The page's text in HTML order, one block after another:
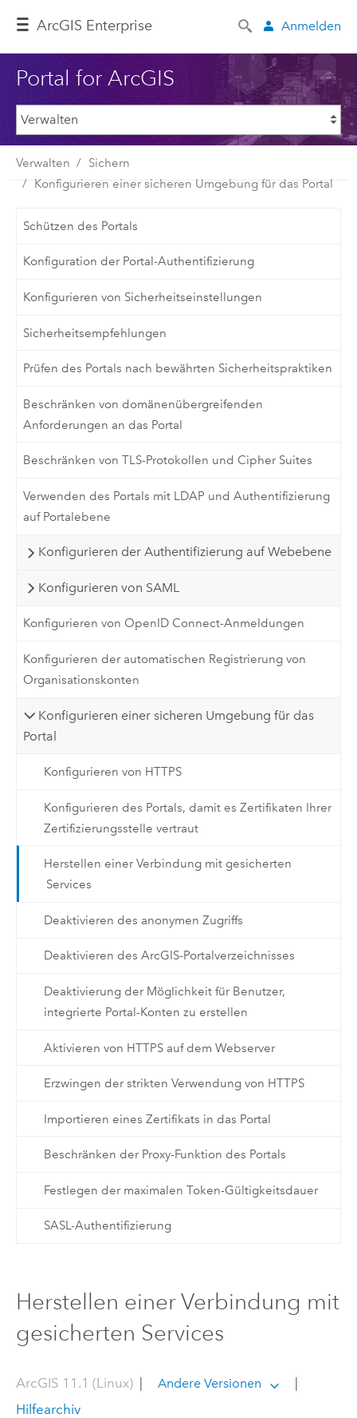
ArcGIS Enterprise Anmelden
Portal for ArcGIS
Verwalten
Sichern
Konfigurieren einer sicheren Umgebung für das Portal
Schützen des Portals
Konfiguration der Portal-Authentifizierung
Konfigurieren von Sicherheitseinstellungen
Sicherheitsempfehlungen
Prüfen des Portals nach bewährten Sicherheitspraktiken
Beschränken von domänenübergreifenden
Anforderungen an das Portal
Beschränken von TLS-Protokollen und Cipher Suites
Verwenden des Portals mit LDAP und Authentifizierung
auf Portalebene
Konfigurieren der Authentifizierung auf Webebene
Konfigurieren von SAML
Konfigurieren von OpenID Connect-Anmeldungen
Konfigurieren der automatischen Registrierung von
Organisationskonten
Konfigurieren einer sicheren Umgebung für das
Portal
Konfigurieren von HTTPS
Konfigurieren des Portals, damit es Zertifikaten Ihrer
Zertifizierungsstelle vertraut
Herstellen einer Verbindung mit gesicherten
Services
Deaktivieren des anonymen Zugriffs
Deaktivieren des ArcGIS-Portalverzeichnisses
Deaktivierung der Möglichkeit für Benutzer,
integrierte Portal-Konten zu erstellen
Aktivieren von HTTPS auf dem Webserver
Erzwingen der strikten Verwendung von HTTPS
Importieren eines Zertifikats in das Portal
Beschränken der Proxy-Funktion des Portals
Festlegen der maximalen Token-Gültigkeitsdauer
SASL-Authentifizierung
Herstellen einer Verbindung mit
gesicherten Services
ArcGIS 11.1 (Linux)| Andere Versionen
Hilfearchiv